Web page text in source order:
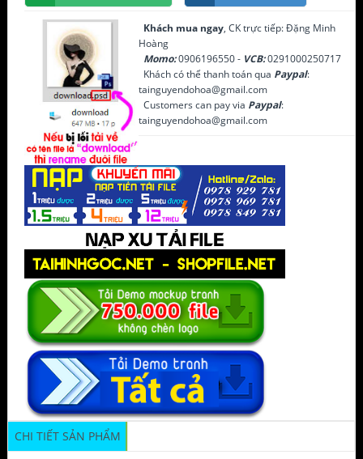
Khách mua ngay, CK trực tiếp: Đặng Minh
Hoàng
Momo:0906196550 - VCB:0291000250717
Khách có thể thanh toán qua Paypal:
tainguyendohoa@gmail.com
Customers can pay via Paypal:
tainguyendohoa@gmail.com
CHI TIẾT SẢN PHẨM